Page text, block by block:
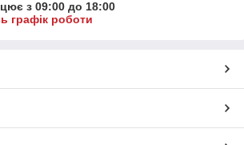
з 09:00 до 18:00
графік роботи